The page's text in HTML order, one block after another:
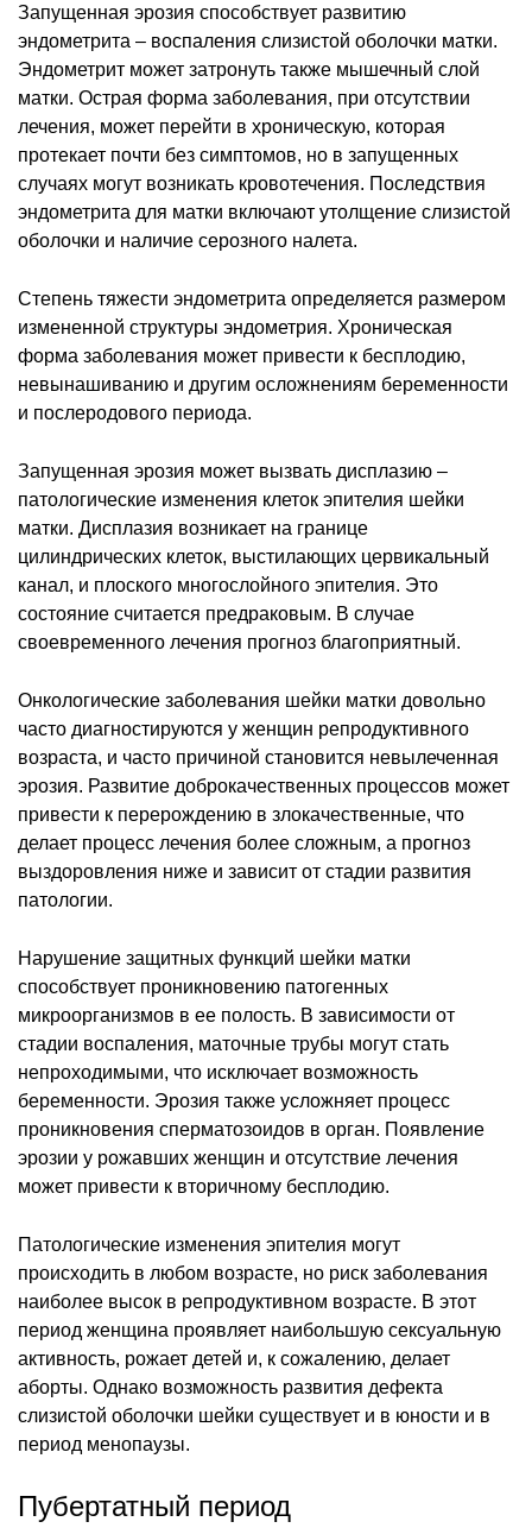
Запущенная эрозия способствует развитию
эндометрита – воспаления слизистой оболочки матки.
Эндометрит может затронуть также мышечный слой
матки. Острая форма заболевания, при отсутствии
лечения, может перейти в хроническую, которая
протекает почти без симптомов, но в запущенных
случаях могут возникать кровотечения. Последствия
эндометрита для матки включают утолщение слизистой
оболочки и наличие серозного налета.
Степень тяжести эндометрита определяется размером
измененной структуры эндометрия. Хроническая
форма заболевания может привести к бесплодию,
невынашиванию и другим осложнениям беременности
и послеродового периода.
Запущенная эрозия может вызвать дисплазию –
патологические изменения клеток эпителия шейки
матки. Дисплазия возникает на границе
цилиндрических клеток, выстилающих цервикальный
канал, и плоского многослойного эпителия. Это
состояние считается предраковым. В случае
своевременного лечения прогноз благоприятный.
Онкологические заболевания шейки матки довольно
часто диагностируются у женщин репродуктивного
возраста, и часто причиной становится невылеченная
эрозия. Развитие доброкачественных процессов может
привести к перерождению в злокачественные, что
делает процесс лечения более сложным, а прогноз
выздоровления ниже и зависит от стадии развития
патологии.
Нарушение защитных функций шейки матки
способствует проникновению патогенных
микроорганизмов в ее полость. В зависимости от
стадии воспаления, маточные трубы могут стать
непроходимыми, что исключает возможность
беременности. Эрозия также усложняет процесс
проникновения сперматозоидов в орган. Появление
эрозии у рожавших женщин и отсутствие лечения
может привести к вторичному бесплодию.
Патологические изменения эпителия могут
происходить в любом возрасте, но риск заболевания
наиболее высок в репродуктивном возрасте. В этот
период женщина проявляет наибольшую сексуальную
активность, рожает детей и, к сожалению, делает
аборты. Однако возможность развития дефекта
слизистой оболочки шейки существует и в юности и в
период менопаузы.
Пубертатный период